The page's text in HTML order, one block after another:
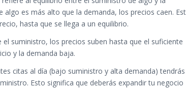
es más alto que la demanda, los precios caen.
hasta que se llega a un equilibrio.
suministro, los precios suben hasta que el suficiente
y la demanda baja.
citas al día (bajo suministro y alta demanda) tendrás
Esto significa que deberás expandir tu negocio